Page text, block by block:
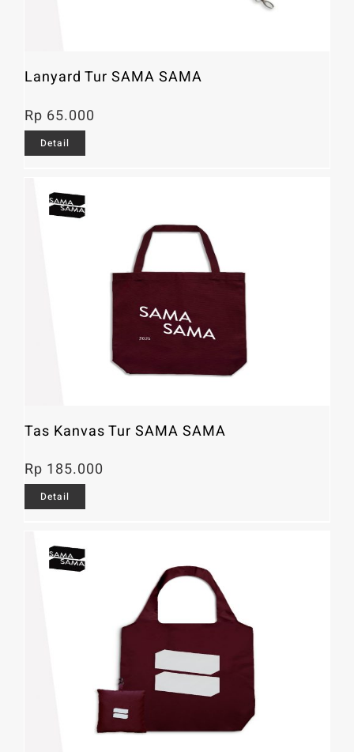
Lanyard Tur SAMA SAMA
Rp 65.000
Detail
Tas Kanvas Tur SAMA SAMA
Rp 185.000
Detail